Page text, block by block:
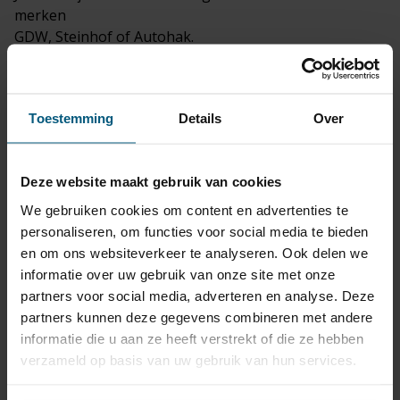
Toestemming Details Over
Deze website maakt gebruik van cookies
We gebruiken cookies om content en advertenties te
personaliseren, om functies voor social media te bieden
en om ons websiteverkeer te analyseren. Ook delen we
informatie over uw gebruik van onze site met onze
partners voor social media, adverteren en analyse. Deze
partners kunnen deze gegevens combineren met andere
informatie die u aan ze heeft verstrekt of die ze hebben
verzameld op basis van uw gebruik van hun services.
merken
GDW, Steinhof of Autohak.
Dit zijn grote trekhaak fabrikanten die een uitstekende
Trekhaakkabelsets passend voor je Nissan
Tiida, (type C11) 4 deurs, Sedan | 02/2007 -
worden ook bij de set geleverd.
De originele kabelsets zijn van de premium merken
ECS, Erich Jaeger of Jaeger.
Het grote voordeel van originele trekhaak kabelsets is
dat deze altijd van goede kwaliteit zijn.
Bij iedere kabelset is een schema bijgevoegd
wagenspecifiek gericht op het model auto.
Dit schema laat de daadwerkelijke situatie zien van de